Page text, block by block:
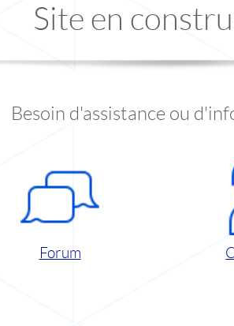
Site en
Besoin d'assistance ou
Forum